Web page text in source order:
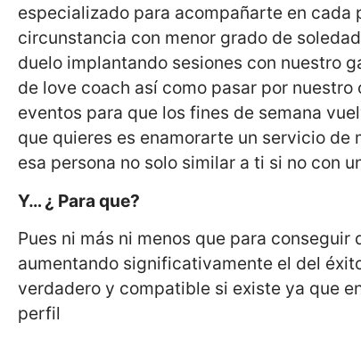
especializado para acompañarte en
circunstancia con menor grado de
duelo implantando sesiones con nuestro
de love coach así como pasar por
eventos para que los fines de semana
que quieres es enamorarte un servicio
esa persona no solo similar a ti si no con
Y… ¿ Para que?
Pues ni más ni menos que para
aumentando significativamente el del
verdadero y compatible si existe ya que
perfil